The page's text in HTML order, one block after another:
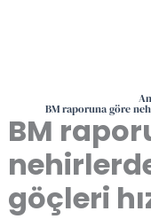
BM raporuna göre
BM
göçleri